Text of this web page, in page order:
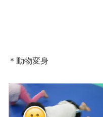
＊動物変身